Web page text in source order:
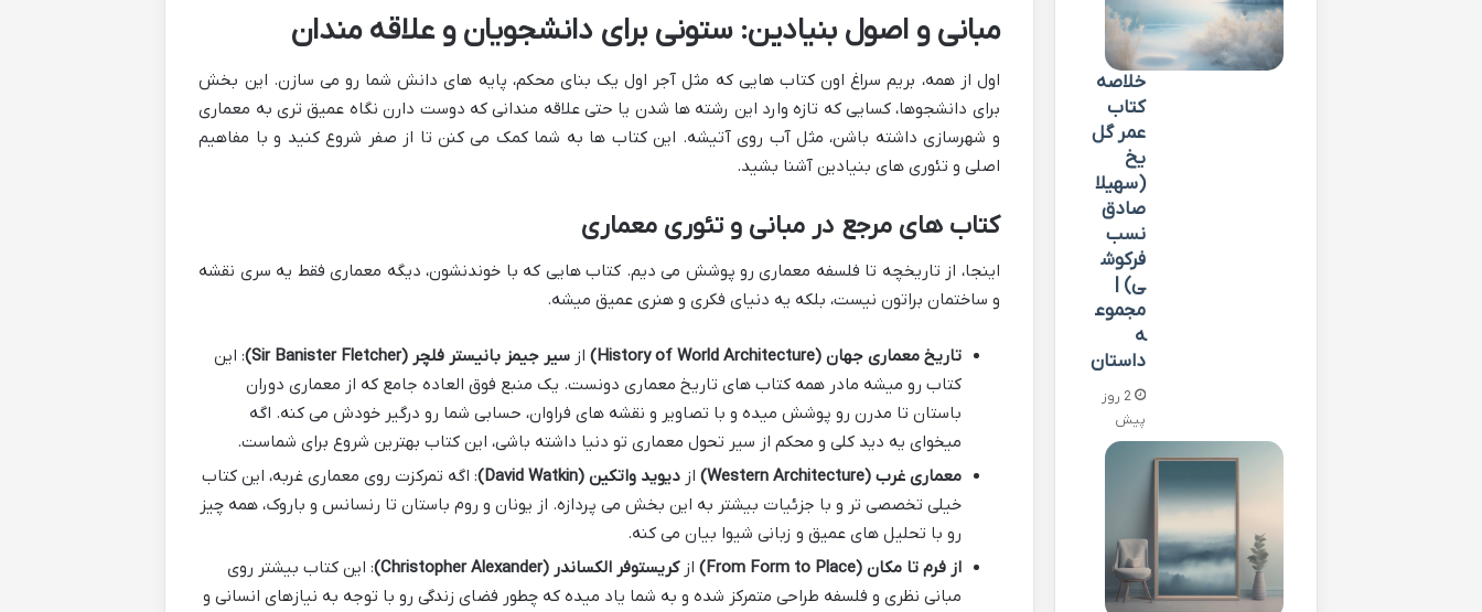
مبانی و اصول بنیادین: ستونی برای دانشجویان و علاقه مندان
اول از همه، بریم سراغ اون کتاب هایی که مثل آجر اول یک بنای محکم، پایه های دانش شما رو می سازن. این بخش
برای دانشجوها، کسایی که تازه وارد این رشته ها شدن یا حتی علاقه مندانی که دوست دارن نگاه عمیق تری به معماری
و شهرسازی داشته باشن، مثل آب روی آتیشه. این کتاب ها به شما کمک می کنن تا از صفر شروع کنید و با مفاهیم
اصلی و تئوری های بنیادین آشنا بشید.
کتاب های مرجع در مبانی و تئوری معماری
اینجا، از تاریخچه تا فلسفه معماری رو پوشش می دیم. کتاب هایی که با خوندنشون، دیگه معماری فقط یه سری نقشه
و ساختمان براتون نیست، بلکه یه دنیای فکری و هنری عمیق میشه.
تاریخ معماری جهان (History of World Architecture) ازسیر جیمز بانیستر فلچر (Sir Banister Fletcher)
: این
کتاب رو میشه مادر همه کتاب های تاریخ معماری دونست. یک منبع فوق العاده جامع که از معماری دوران
باستان تا مدرن رو پوشش میده و با تصاویر و نقشه های فراوان، حسابی شما رو درگیر خودش می کنه. اگه
میخوای یه دید کلی و محکم از سیر تحول معماری تو دنیا داشته باشی، این کتاب بهترین شروع برای شماست.
معماری غرب (Western Architecture)
ازدیوید واتکین (David Watkin)
: اگه تمرکزت روی معماری غربه، این کتاب
خیلی تخصصی تر و با جزئیات بیشتر به این بخش می پردازه. از یونان و روم باستان تا رنسانس و باروک، همه چیز
رو با تحلیل های عمیق و زبانی شیوا بیان می کنه.
از فرم تا مکان (From Form to Place)
ازکریستوفر الکساندر (Christopher Alexander)
: این کتاب بیشتر روی
مبانی نظری و فلسفه طراحی متمرکز شده و به شما یاد میده که چطور فضای زندگی رو با توجه به نیازهای انسانی و
خلاصه
کتاب
عمر گل
یخ
(سهیلا
صادق
نسب
فرکوش
ی) |
مجموع
ه
داستان
2 روز
پیش